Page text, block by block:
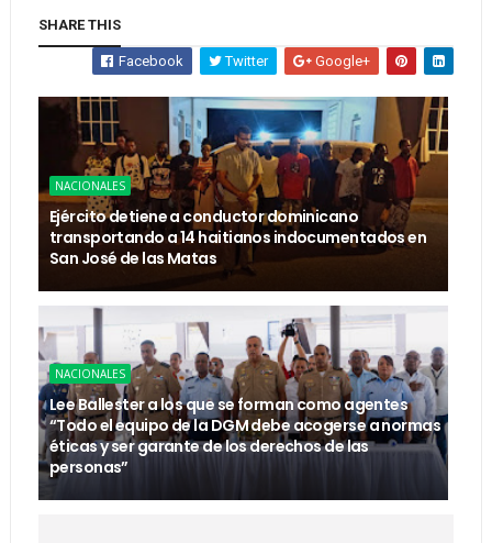
SHARE THIS
Facebook Twitter Google+
NACIONALES
Ejército detiene a conductor dominicano
transportando a 14 haitianos indocumentados en
San José de las Matas
NACIONALES
Lee Ballester a los que se forman como agentes
“Todo el equipo de la DGM debe acogerse a normas
éticas y ser garante de los derechos de las
personas”